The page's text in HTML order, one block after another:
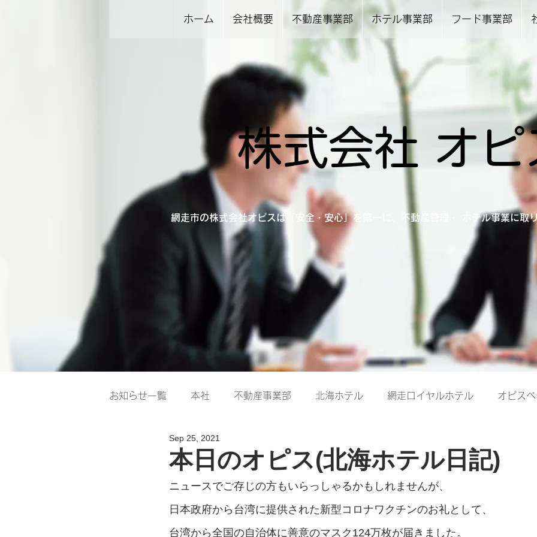
ホーム 会社概要 不動産事業部 ホテル事業部 フード事業部
株式会社 オピ
網走市の株式会社オピスは「安全・安心」を第一に、不動産管理・ ホテル事業に取
お知らせ一覧 本社 不動産事業部 北海ホテル 網走ロイヤルホテル オピス
本日のオピス(北海ホテル日記)
Sep 25, 2021
ニュースでご存じの方もいらっしゃるかもしれませんが、
日本政府から台湾に提供された新型コロナワクチンのお礼として、
台湾から全国の自治体に善意のマスク124万枚が届きました。